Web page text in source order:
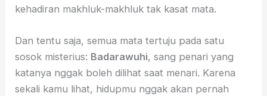
kehadiran makhluk-makhluk tak kasat mata.
Dan tentu saja, semua mata tertuju pada satu
sosok misterius: Badarawuhi, sang penari yang
katanya nggak boleh dilihat saat menari. Karena
sekali kamu lihat, hidupmu nggak akan pernah